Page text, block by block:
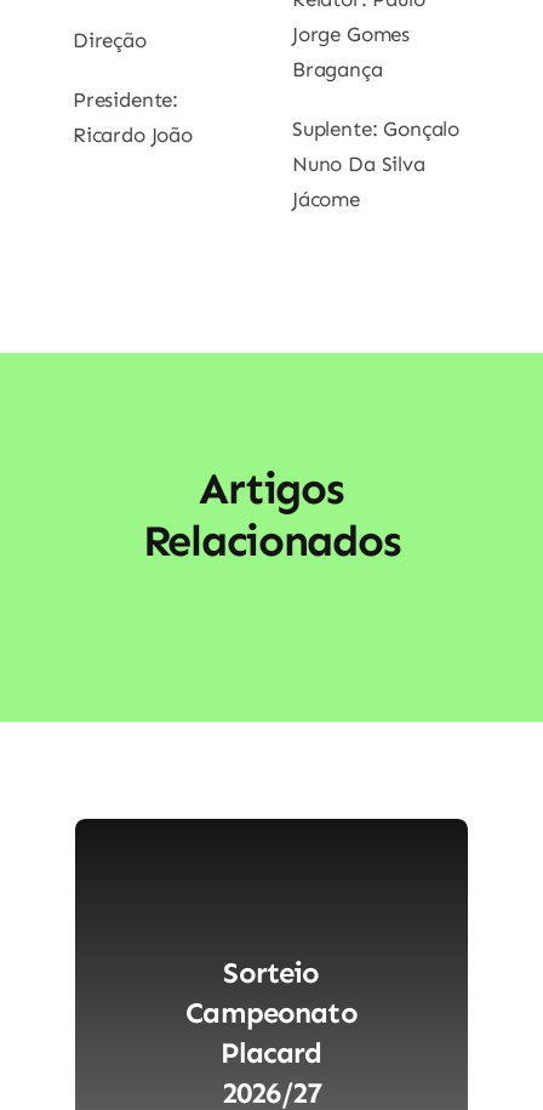
Direção
Presidente:
Ricardo João
Jorge Gomes
Bragança
Suplente: Gonçalo
Nuno Da Silva
Jácome
Artigos
Relacionados
Sorteio
Campeonato
Placard
2026/27